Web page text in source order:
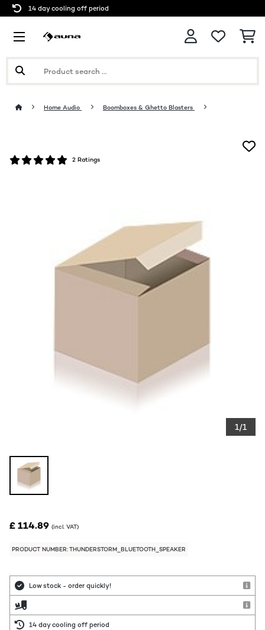
14 day cooling off period
Home Audio Boomboxes & Ghetto Blasters
2 Ratings
1/1
£ 114.89 (incl. VAT)
PRODUCT NUMBER: THUNDERSTORM_BLUETOOTH_SPEAKER
Low stock - order quickly!
14 day cooling off period